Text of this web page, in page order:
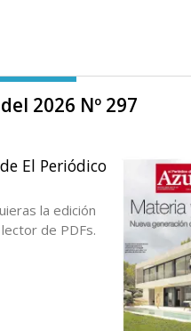
2026 Nº 297
El Periódico
la edición
de PDFs.